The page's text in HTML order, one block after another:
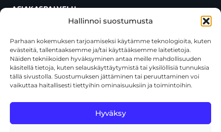
Hallinnoi suostumusta
Parhaan kokemuksen tarjoamiseksi käytämme teknologioita, kuten
evästeitä, tallentaaksemme ja/tai käyttääksemme laitetietoja.
Näiden tekniikoiden hyväksyminen antaa meille mahdollisuuden
käsitellä tietoja, kuten selauskäyttäytymistä tai yksilöllisiä tunnuksia
tällä sivustolla. Suostumuksen jättäminen tai peruuttaminen voi
vaikuttaa haitallisesti tiettyihin ominaisuuksiin ja toimintoihin.
Hyväksy
ASIAKASPALVELU
Oma tili
Maksutavat
Toimitustavat
Usein kysytyt kysymykset
+358 44 270 3795
asiakaspalvelu@toolcat.fi